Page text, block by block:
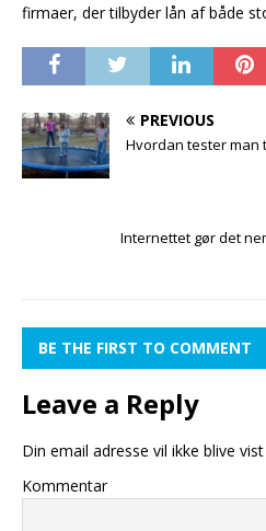
firmaer, der tilbyder lån af både
PREVIOUS
Hvordan tester man
Internettet gør det
BE THE FIRST TO COMMENT
Leave a Reply
Din email adresse vil ikke blive
Kommentar